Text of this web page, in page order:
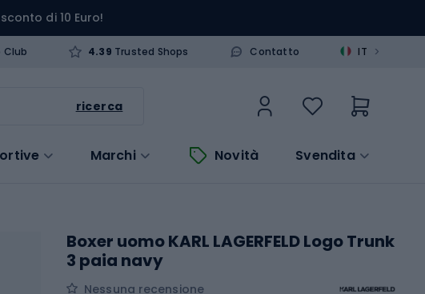
di 10 Euro!
Club 4.39 Trusted Shops Contatto IT >
ricerca
Marchi Novità Svendita
Boxer uomo KARL LAGERFELD Logo Trunk
3 paia navy
Nessuna recensione